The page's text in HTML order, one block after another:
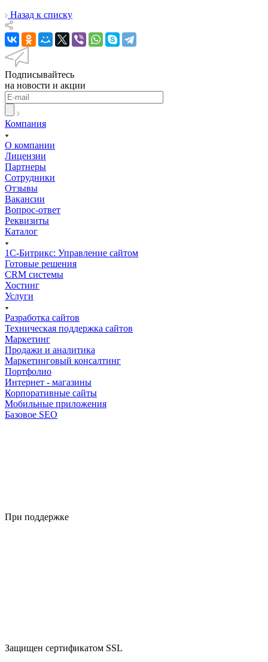
Назад к списку
Подписывайтесь
на новости и акции
Компания
О компании
Лицензии
Партнеры
Сотрудники
Отзывы
Вакансии
Вопрос-ответ
Реквизиты
Каталог
1С-Битрикс: Управление сайтом
Готовые решения
CRM системы
Хостинг
Услуги
Разработка сайтов
Техническая поддержка сайтов
Маркетинг
Продажи и аналитика
Маркетинговый консалтинг
Портфолио
Интернет - магазины
Корпоративные сайты
Мобильные приложения
Базовое SEO
При поддержке
Защищен сертификатом SSL